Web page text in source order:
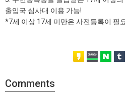
출입국 심사대 이용 가능!
*7세 이상 17세 미만은 사전등록이 필
Comments